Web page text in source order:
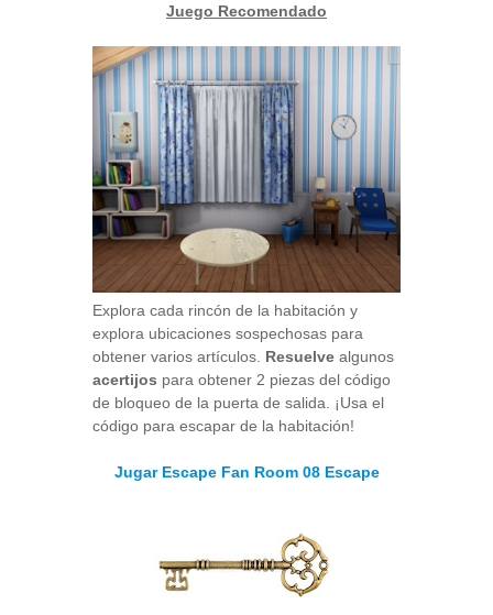
Juego Recomendado
Explora cada rincón de la habitación y
explora ubicaciones sospechosas para
obtener varios artículos. Resuelve algunos
acertijos para obtener 2 piezas del código
de bloqueo de la puerta de salida. ¡Usa el
código para escapar de la habitación!
Jugar Escape Fan Room 08 Escape